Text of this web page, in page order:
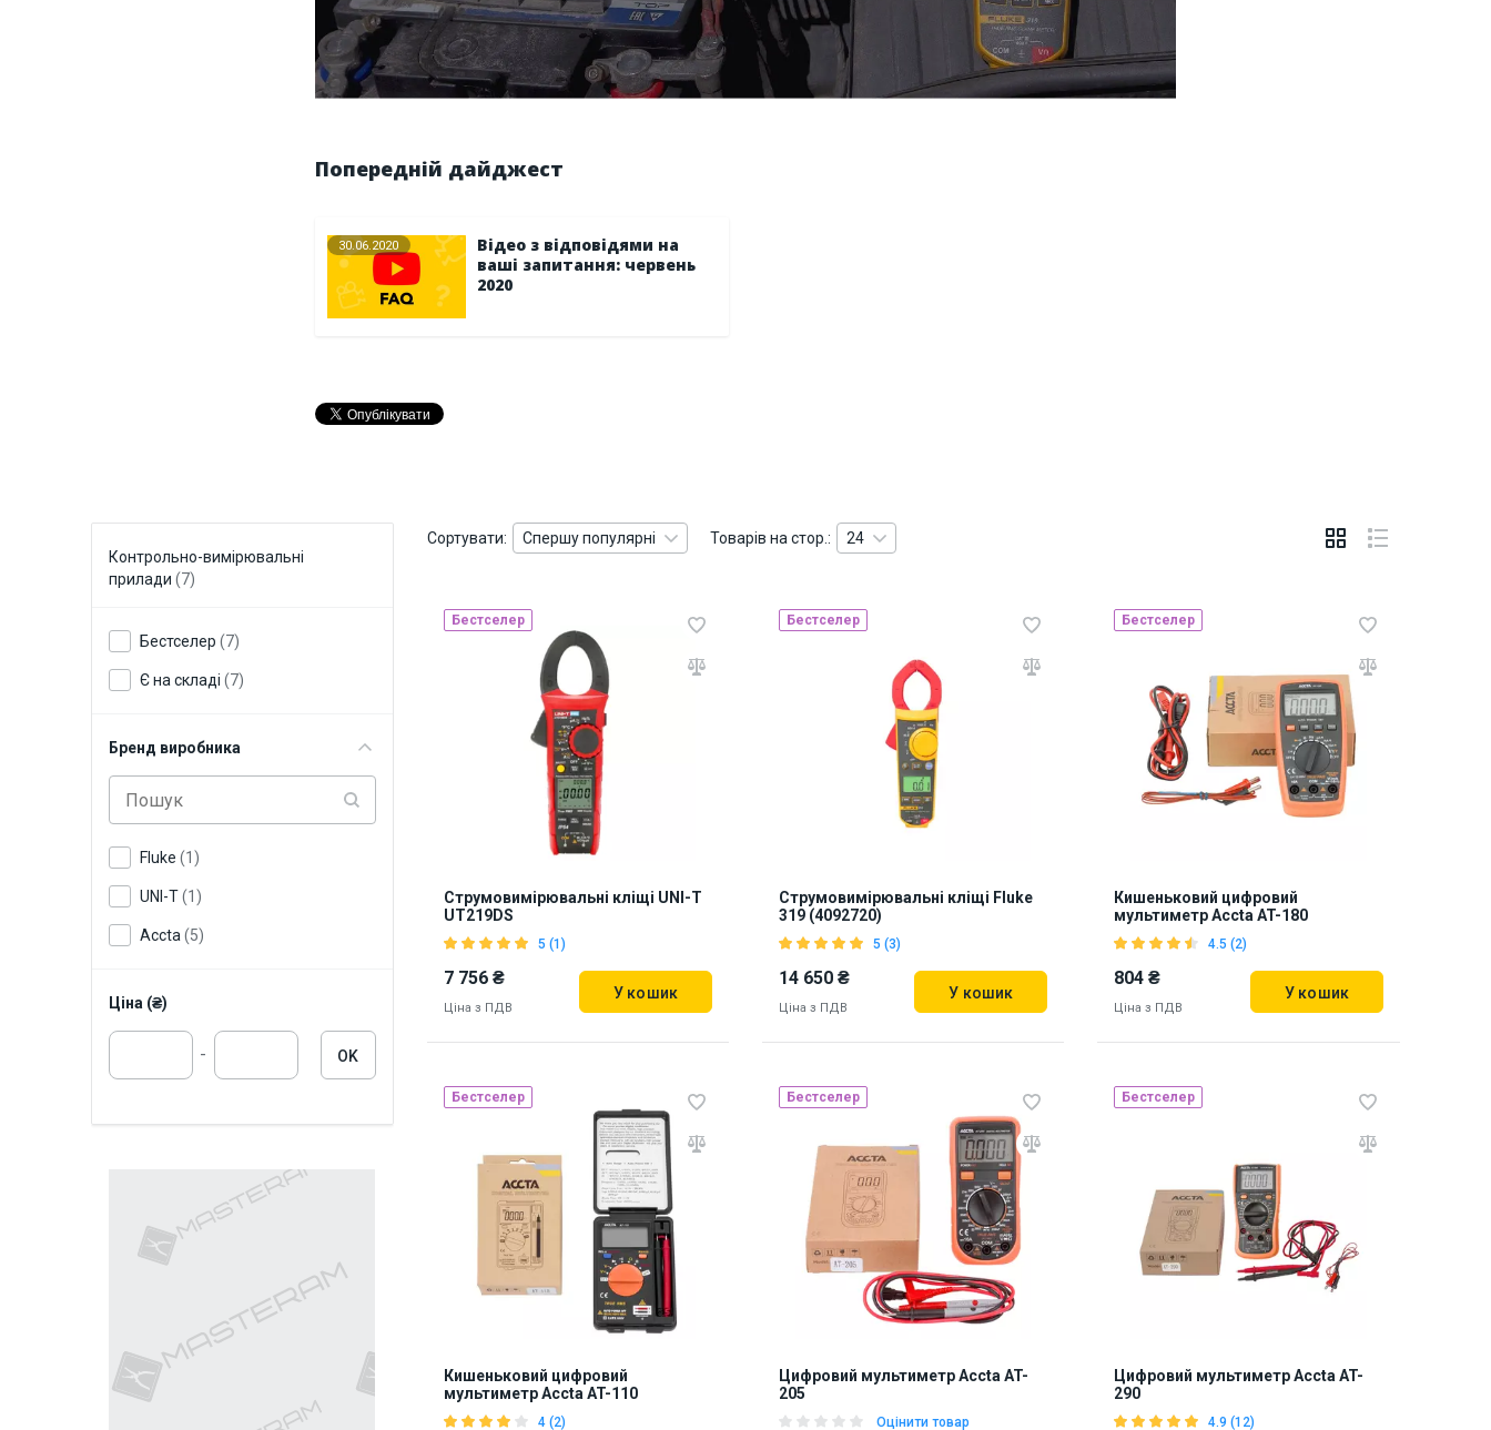
Попередній дайджест
30.06.2020
Відео з відповідями на
ваші запитання: червень
2020
Сортувати: Спершу популярні Товарів на стор.: 24
Бестселер
Струмовимірювальні кліщі UNI-T
UT219DS
5 (1)
7 756 ₴
Ціна з ПДВ
У кошик
Наявність на складі: Львів
886877
Бестселер
Струмовимірювальні кліщі Fluke
319 (4092720)
5 (3)
14 650 ₴
Ціна з ПДВ
У кошик
Бренд зі США
Наявність на складі:
887243
Бестселер
Кишеньковий цифровий
мультиметр Accta AT-180
4.5 (2)
804 ₴
Ціна з ПДВ
У кошик
Наявність на складі: Львів
891577
Бестселер
Кишеньковий цифровий
мультиметр Accta AT-110
4 (2)
Бестселер
Цифровий мультиметр Accta AT-
205
Оцінити товар
Бестселер
Цифровий мультиметр Accta AT-
290
4.9 (12)
Контрольно-вимірювальні
прилади (7)
Бестселер (7)
Є на складі (7)
Бренд виробника
Fluke (1)
UNI-T(1)
Accta (5)
Ціна (₴)
- OK